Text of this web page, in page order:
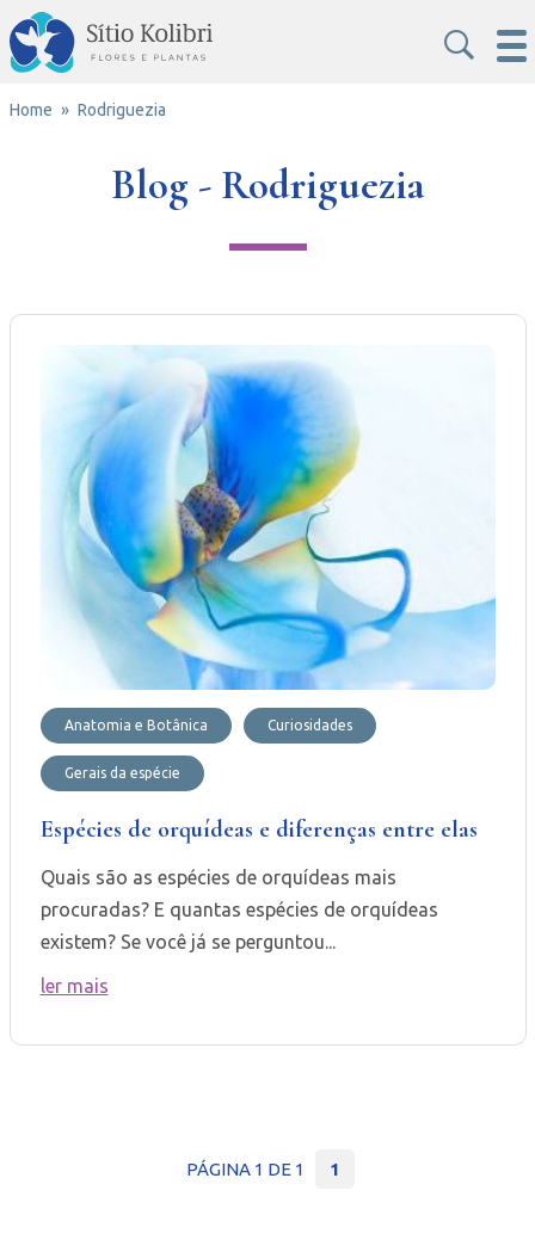
Home Rodriguezia
Blog - Rodriguezia
Anatomia e Botânica Curiosidades
Gerais da espécie
Espécies de orquídeas e diferenças entre elas
Quais são as espécies de orquídeas mais
procuradas? E quantas espécies de orquídeas
existem? Se você já se perguntou...
ler mais
PÁGINA 1 DE 1 1